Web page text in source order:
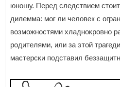
юношу. Перед следствием
дилемма: мог ли человек с
возможностями хладнокровно
родителями, или за этой
мастерски подставил